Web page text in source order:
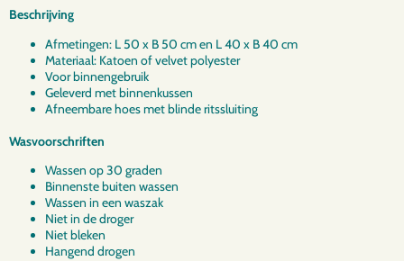
Beschrijving
Afmetingen: L 50 x B 50 cm en L 40 x B 40 cm
Materiaal: Katoen of velvet polyester
Voor binnengebruik
Geleverd met binnenkussen
Afneembare hoes met blinde ritssluiting
Wasvoorschriften
Wassen op 30 graden
Binnenste buiten wassen
Wassen in een waszak
Niet in de droger
Niet bleken
Hangend drogen